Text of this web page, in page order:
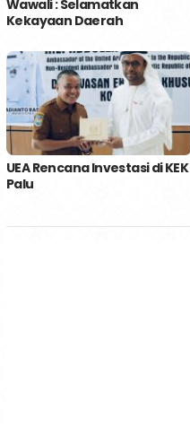
Wawali : Selamatkan
Kekayaan Daerah
UEA Rencana Investasi di KEK
Palu